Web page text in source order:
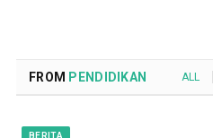
FROM PENDIDIKAN ALL
BERITA